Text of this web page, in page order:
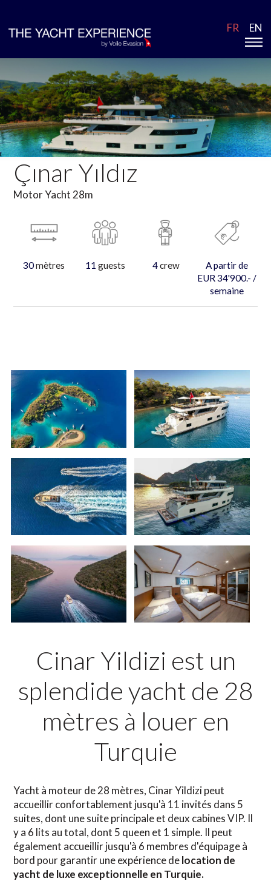
FR EN
Çınar Yıldız
Motor Yacht 28m
30mètres 11 guests 4crew
A partir de
EUR 34'900.- /
semaine
Cinar Yildizi est un
splendide yacht de 28
mètres à louer en
Turquie
Yacht à moteur de 28 mètres, Cinar Yildizi peut
accueillir confortablement jusqu'à 11 invités dans 5
suites, dont une suite principale et deux cabines VIP. Il
y a 6 lits au total, dont 5 queen et 1 simple. Il peut
également accueillir jusqu'à 6 membres d'équipage à
bord pour garantir une expérience delocation de
yacht de luxe exceptionnelle en Turquie.